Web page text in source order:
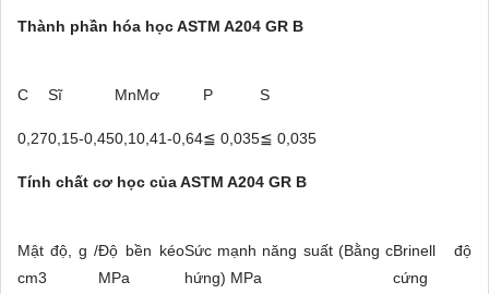
Thành phần hóa học ASTM A204 GR B
C Sĩ MnMơ P S
0,270,15-0,450,10,41-0,64≦ 0,035≦ 0,035
Tính chất cơ học của ASTM A204 GR B
Mật độ, g /
cm3
Độ bền kéo
MPa
Sức mạnh năng suất (Bằng c
hứng) MPa
Brinell độ
cứng